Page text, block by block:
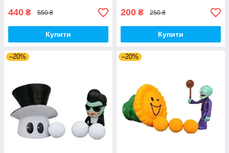
440 ₴ 550 ₴
Купити
200 ₴ 250 ₴
Купити
–20% –20%